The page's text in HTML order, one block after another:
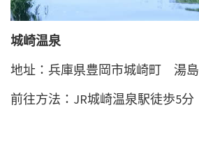
城崎温泉
地址：兵庫県豊岡市城崎町 湯島
前往方法：JR城崎温泉駅徒歩5分